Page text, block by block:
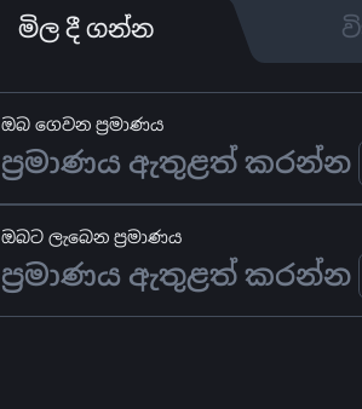
මිල දී ගන්න
ඔබ ගෙවන ප්‍රමාණය
ඔබට ලැබෙන ප්‍රමාණය